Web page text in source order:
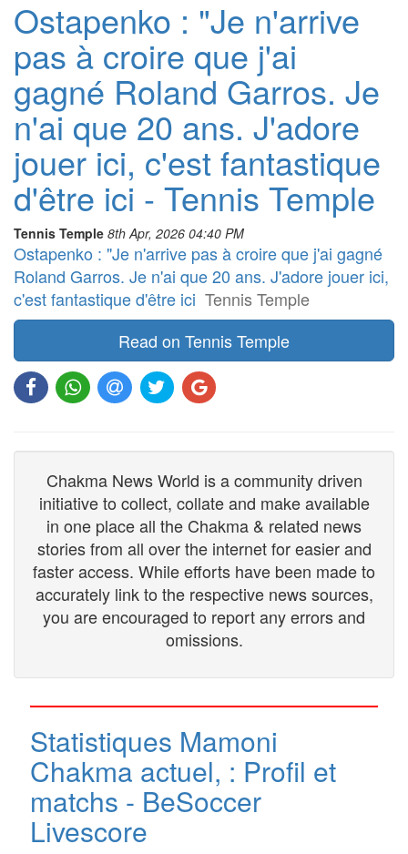
Ostapenko : "Je n'arrive
pas à croire que j'ai
gagné Roland Garros. Je
n'ai que 20 ans. J'adore
jouer ici, c'est fantastique
d'être ici - Tennis Temple
Tennis Temple 8th Apr, 2026 04:40 PM
Ostapenko : "Je n'arrive pas à croire que j'ai gagné
Roland Garros. Je n'ai que 20 ans. J'adore jouer ici,
c'est fantastique d'être ici Tennis Temple
Read on Tennis Temple
Chakma News World is a community driven
initiative to collect, collate and make available
in one place all the Chakma & related news
stories from all over the internet for easier and
faster access. While efforts have been made to
accurately link to the respective news sources,
you are encouraged to report any errors and
omissions.
Statistiques Mamoni
Chakma actuel, : Profil et
matchs - BeSoccer
Livescore